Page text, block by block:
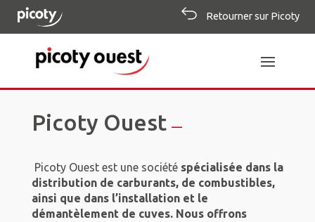
Retourner sur Picoty
Picoty Ouest —
Picoty Ouest est une société spécialisée dans la
distribution de carburants, de combustibles,
ainsi que dans l’installation et le
démantèlement de cuves. Nous offrons